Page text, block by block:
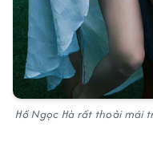
Hồ Ngọc Hà rất thoải mái